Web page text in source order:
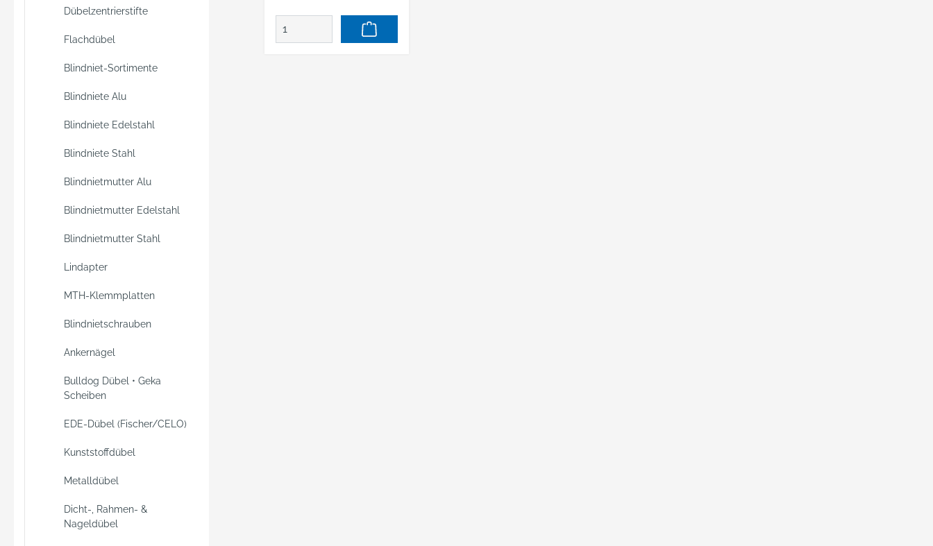
Dübelzentrierstifte
Flachdübel
Blindniet-Sortimente
Blindniete Alu
Blindniete Edelstahl
Blindniete Stahl
Blindnietmutter Alu
Blindnietmutter Edelstahl
Blindnietmutter Stahl
Lindapter
MTH-Klemmplatten
Blindnietschrauben
Ankernägel
Bulldog Dübel • Geka
Scheiben
EDE-Dübel (Fischer/CELO)
Kunststoffdübel
Metalldübel
Dicht-, Rahmen- &
Nageldübel